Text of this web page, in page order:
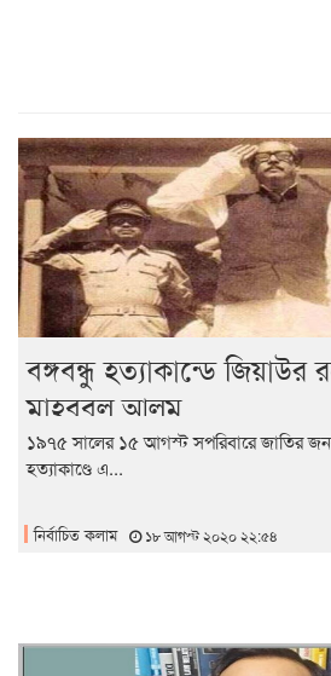
বঙ্গবন্ধু হত্যাকান্ডে জিয়াউর
মাহবুবুল আলম
১৯৭৫ সালের ১৫ আগস্ট সপরিবারে জাতির
হত্যাকাণ্ডে এ...
নির্বাচিত কলাম ১৮ আগস্ট ২০২০ ২২:৫৪